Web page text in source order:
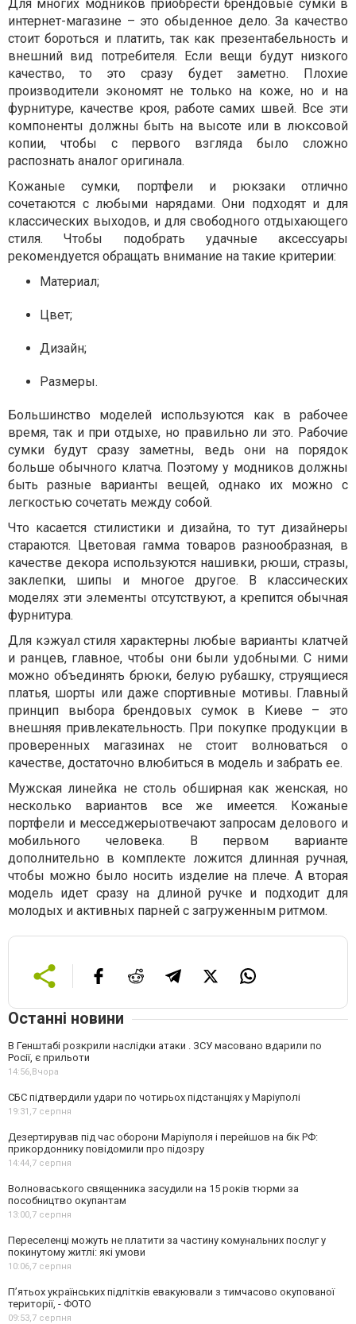
Для многих модников приобрести брендовые сумки в
интернет-магазине – это обыденное дело. За качество
стоит бороться и платить, так как презентабельность и
внешний вид потребителя. Если вещи будут низкого
качество, то это сразу будет заметно. Плохие
производители экономят не только на коже, но и на
фурнитуре, качестве кроя, работе самих швей. Все эти
компоненты должны быть на высоте или в люксовой
копии, чтобы с первого взгляда было сложно
распознать аналог оригинала.
Кожаные сумки, портфели и рюкзаки отлично
сочетаются с любыми нарядами. Они подходят и для
классических выходов, и для свободного отдыхающего
стиля. Чтобы подобрать удачные аксессуары
рекомендуется обращать внимание на такие критерии:
Материал;
Цвет;
Дизайн;
Размеры.
Большинство моделей используются как в рабочее
время, так и при отдыхе, но правильно ли это. Рабочие
сумки будут сразу заметны, ведь они на порядок
больше обычного клатча. Поэтому у модников должны
быть разные варианты вещей, однако их можно с
легкостью сочетать между собой.
Что касается стилистики и дизайна, то тут дизайнеры
стараются. Цветовая гамма товаров разнообразная, в
качестве декора используются нашивки, рюши, стразы,
заклепки, шипы и многое другое. В классических
моделях эти элементы отсутствуют, а крепится обычная
фурнитура.
Для кэжуал стиля характерны любые варианты клатчей
и ранцев, главное, чтобы они были удобными. С ними
можно объединять брюки, белую рубашку, струящиеся
платья, шорты или даже спортивные мотивы. Главный
принцип выбора брендовых сумок в Киеве – это
внешняя привлекательность. При покупке продукции в
проверенных магазинах не стоит волноваться о
качестве, достаточно влюбиться в модель и забрать ее.
Мужская линейка не столь обширная как женская, но
несколько вариантов все же имеется. Кожаные
портфели и месседжерыотвечают запросам делового и
мобильного человека. В первом варианте
дополнительно в комплекте ложится длинная ручная,
чтобы можно было носить изделие на плече. А вторая
модель идет сразу на длиной ручке и подходит для
молодых и активных парней с загруженным ритмом.
Останні новини
В Генштабі розкрили наслідки атаки . ЗСУ масовано вдарили по
Росії, є прильоти
14:56,Вчора
СБС підтвердили удари по чотирьох підстанціях у Маріуполі
19:31,7 серпня
Дезертирував під час оборони Маріуполя і перейшов на бік РФ:
прикордоннику повідомили про підозру
14:44,7 серпня
Волноваського священника засудили на 15 років тюрми за
пособництво окупантам
13:00,7 серпня
Переселенці можуть не платити за частину комунальних послуг у
покинутому житлі: які умови
10:06,7 серпня
П’ятьох українських підлітків евакуювали з тимчасово окупованої
території, - ФОТО
09:53,7 серпня